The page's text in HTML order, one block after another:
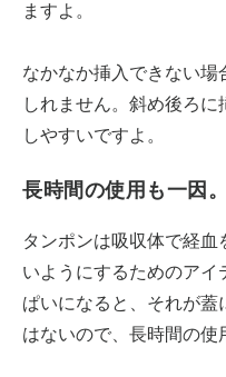
ますよ。
なかなか挿入できない場
しれません。斜め後ろ
しやすいですよ。
長時間の使用も一因
タンポンは吸収体で経
いようにするためのアイ
ぱいになると、それが
はないので、長時間の使